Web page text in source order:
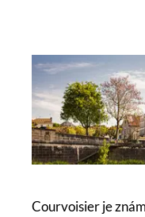
Courvoisier je